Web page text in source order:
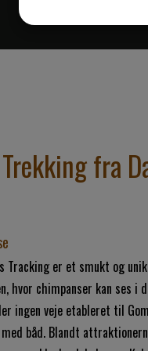
fra
Tracking er et smukt og
hvor chimpanser kan ses
ingen veje etableret til
med båd. Blandt